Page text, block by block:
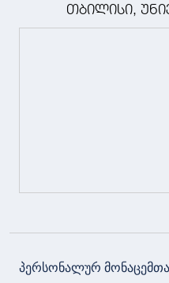
თბილისი,
პერსონალურ